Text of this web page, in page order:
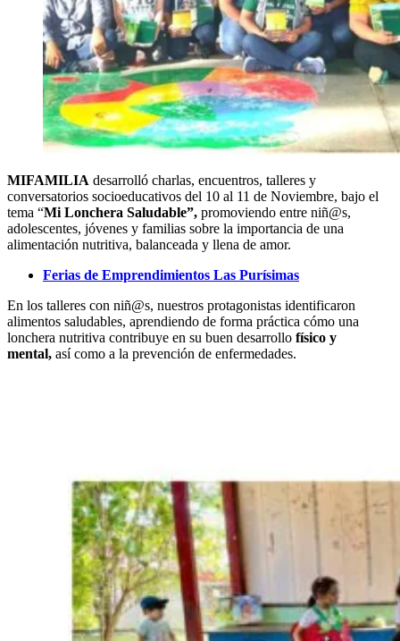
MIFAMILIA desarrolló charlas, encuentros, talleres y
conversatorios socioeducativos del 10 al 11 de Noviembre, bajo el
tema “Mi Lonchera Saludable”, promoviendo entre niñ@s,
adolescentes, jóvenes y familias sobre la importancia de una
alimentación nutritiva, balanceada y llena de amor.
Ferias de Emprendimientos Las Purísimas
En los talleres con niñ@s, nuestros protagonistas identificaron
alimentos saludables, aprendiendo de forma práctica cómo una
lonchera nutritiva contribuye en su buen desarrollo físico y
mental, así como a la prevención de enfermedades.